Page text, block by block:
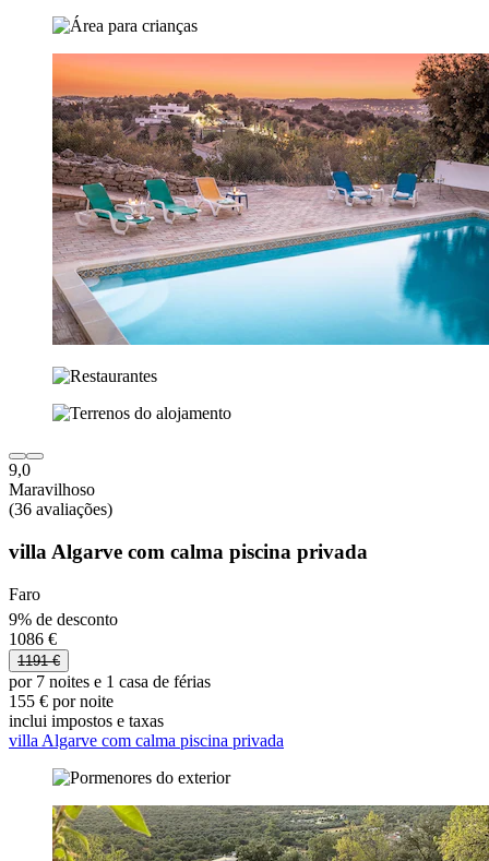
9,0
Maravilhoso
(36 avaliações)
villa Algarve com calma piscina privada
Faro
9% de desconto
1086 €
1191 €
por 7 noites e 1 casa de férias
155 € por noite
inclui impostos e taxas
villa Algarve com calma piscina privada